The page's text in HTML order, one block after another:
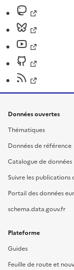
Données ouvertes
Thématiques
Données de référence
Catalogue de données
Suivre les publications
Portail des données
schema.data.gouv.fr
Plateforme
Guides
Feuille de route et